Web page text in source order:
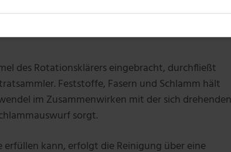
des Rotationsklärers eingebracht, durchfließt
Feststoffe, Fasern und Schlamm hält
im Zusammenwirken mit der sich drehenden
sorgt.
kann, erfolgt die Reinigung über eine